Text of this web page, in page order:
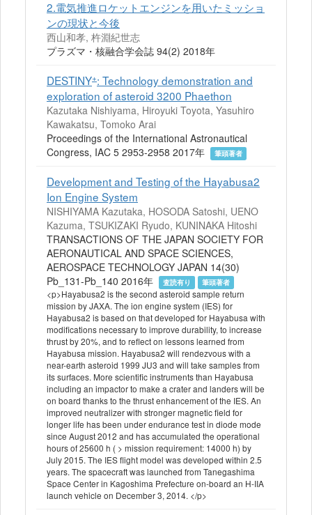
2.電気推進ロケットエンジンを用いたミッショ
ンの現状と今後
西山和孝, 杵淵紀世志
プラズマ・核融合学会誌 94(2) 2018年
DESTINY+: Technology demonstration and
exploration of asteroid 3200 Phaethon
Kazutaka Nishiyama, Hiroyuki Toyota, Yasuhiro
Kawakatsu, Tomoko Arai
Proceedings of the International Astronautical
Congress, IAC 5 2953-2958 2017年
筆頭著者
Development and Testing of the Hayabusa2
Ion Engine System
NISHIYAMA Kazutaka, HOSODA Satoshi, UENO
Kazuma, TSUKIZAKI Ryudo, KUNINAKA Hitoshi
TRANSACTIONS OF THE JAPAN SOCIETY FOR
AERONAUTICAL AND SPACE SCIENCES,
AEROSPACE TECHNOLOGY JAPAN 14(30)
Pb_131-Pb_140 2016年
査読有り 筆頭著者
<p>Hayabusa2 is the second asteroid sample return
mission by JAXA. The ion engine system (IES) for
Hayabusa2 is based on that developed for Hayabusa with
modifications necessary to improve durability, to increase
thrust by 20%, and to reflect on lessons learned from
Hayabusa mission. Hayabusa2 will rendezvous with a
near-earth asteroid 1999 JU3 and will take samples from
its surfaces. More scientific instruments than Hayabusa
including an impactor to make a crater and landers will be
on board thanks to the thrust enhancement of the IES. An
improved neutralizer with stronger magnetic field for
longer life has been under endurance test in diode mode
since August 2012 and has accumulated the operational
hours of 25600 h ( > mission requirement: 14000 h) by
July 2015. The IES flight model was developed within 2.5
years. The spacecraft was launched from Tanegashima
Space Center in Kagoshima Prefecture on-board an H-IIA
launch vehicle on December 3, 2014. </p>